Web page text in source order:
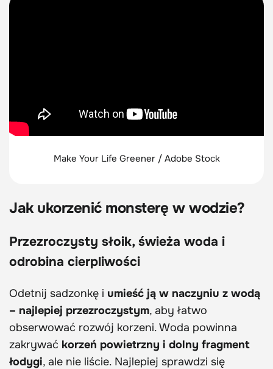
Make Your Life Greener / Adobe Stock
Jak ukorzenić monsterę w wodzie?
Przezroczysty słoik, świeża woda i
odrobina cierpliwości
Odetnij sadzonkę i umieść ją w naczyniu z wodą
– najlepiej przezroczystym, aby łatwo
obserwować rozwój korzeni. Woda powinna
zakrywać korzeń powietrzny i dolny fragment
łodygi, ale nie liście. Najlepiej sprawdzi się